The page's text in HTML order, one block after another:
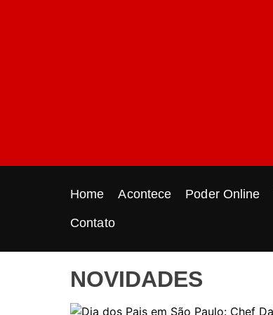
t
Home Acontece Poder Online
Contato
NOVIDADES